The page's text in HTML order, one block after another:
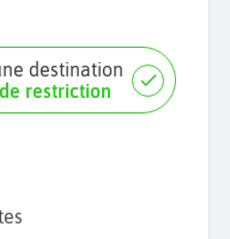
destination
restriction